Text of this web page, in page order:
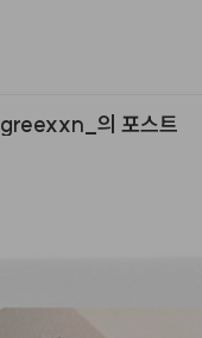
greexxn_의 포스트